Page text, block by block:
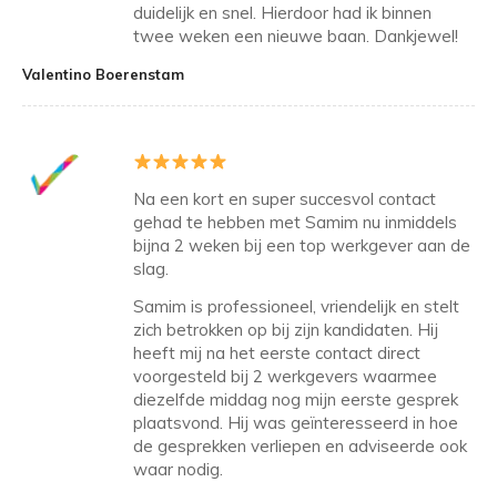
duidelijk en snel. Hierdoor had ik binnen
twee weken een nieuwe baan. Dankjewel!
Valentino Boerenstam
Na een kort en super succesvol contact
gehad te hebben met Samim nu inmiddels
bijna 2 weken bij een top werkgever aan de
slag.
Samim is professioneel, vriendelijk en stelt
zich betrokken op bij zijn kandidaten. Hij
heeft mij na het eerste contact direct
voorgesteld bij 2 werkgevers waarmee
diezelfde middag nog mijn eerste gesprek
plaatsvond. Hij was geïnteresseerd in hoe
de gesprekken verliepen en adviseerde ook
waar nodig.